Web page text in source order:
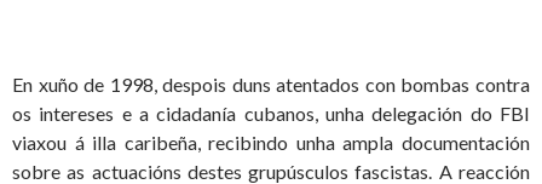
En xuño de 1998, despois duns atentados con bombas contra
os intereses e a cidadanía cubanos, unha delegación do FBI
viaxou á illa caribeña, recibindo unha ampla documentación
sobre as actuacións destes grupúsculos fascistas. A reacción